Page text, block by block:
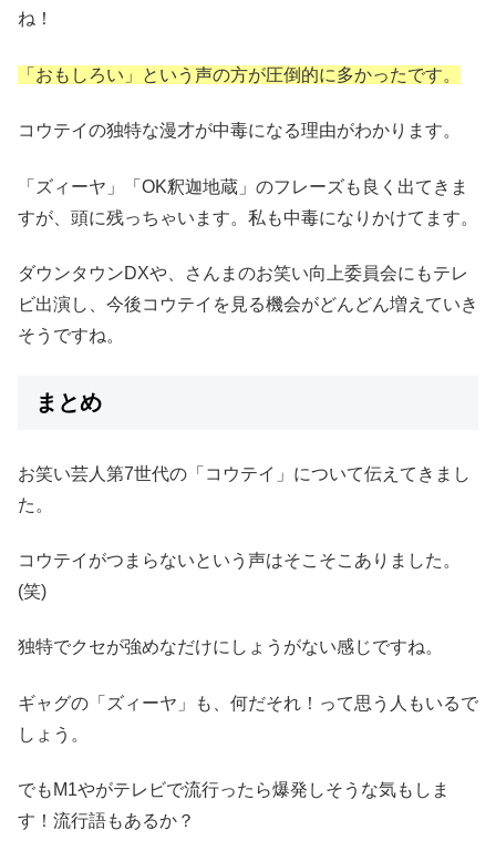
ね！
「おもしろい」という声の方が圧倒的に多かったです。
コウテイの独特な漫才が中毒になる理由がわかります。
「ズィーヤ」「OK釈迦地蔵」のフレーズも良く出てきま
すが、頭に残っちゃいます。私も中毒になりかけてます。
ダウンタウンDXや、さんまのお笑い向上委員会にもテレ
ビ出演し、今後コウテイを見る機会がどんどん増えていき
そうですね。
まとめ
お笑い芸人第7世代の「コウテイ」について伝えてきまし
た。
コウテイがつまらないという声はそこそこありました。
(笑)
独特でクセが強めなだけにしょうがない感じですね。
ギャグの「ズィーヤ」も、何だそれ！って思う人もいるで
しょう。
でもM1やがテレビで流行ったら爆発しそうな気もしま
す！流行語もあるか？